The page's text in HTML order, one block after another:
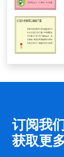
订阅我
获取更